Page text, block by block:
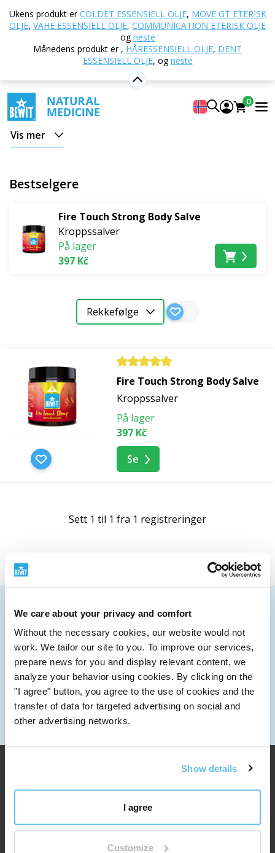
We care about your privacy and comfort
Without the necessary cookies, our website would not
work. We tailor our site to you. To improve our services,
prepare news for you and display relevant content, we
analyze your behavior using cookies. By clicking on the
"I agree" button, you agree to the use of cookies and the
transfer of data for targeted advertising on social and
other advertising networks.
Show details
I agree
Customize
Ukens produkt erCOLDET ESSENSIELL OLJE, MOVE GT ETERISK
OLJE, VAHE ESSENSIELL OLJE, COMMUNICATION ETERISK OLJE
ogneste
Månedens produkt er , HÅRESSENSIELL OLJE, DENT
ESSENSIELL OLJE, ogneste
0
Hjem E-butikk
Kroppssalver
Kroppssalver
Energigivende og kjølende kroppssalver - allsidige
hjelpere
Oppdag de ekstraordinære
av våre 100 % naturlige salver, hvis kraft ligger i den
avslappinga vanstrengte og stive muskler og ledd. Og
Takket være en finjustert sammensetning av kraftig
oppfriskende eteriske oljer
strekker neseborene og
En uunnværlig del av ethvert
naturlig
førstehjelpsutstyr.
Vis mer
Bestselgere
Fire Touch Strong Body Salve
Kroppssalver
På lager
397 Kč
Rekkefølge
Fire Touch Strong Body Salve
Kroppssalver
På lager
397 Kč
Se
Sett 1 til 1 fra 1 registreringer
VI SENDER OVER HELE VERDEN
Mer informasjon om transport
SKRIV TIL OSS
info@bewit.love
RING OSS
+420 552 305 105
ARBEIDSTID
Mandag til fredag: 7:30 - 15:00